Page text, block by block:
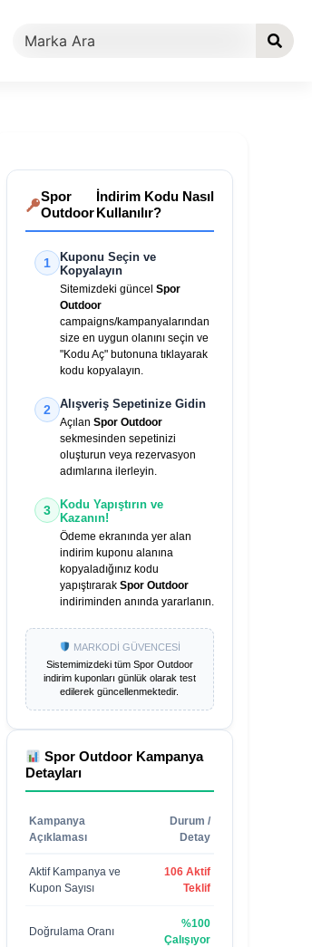
Spor
Outdoor
İndirim Kodu Nasıl
Kullanılır?
1
Kuponu Seçin ve
Kopyalayın
Sitemizdeki güncel Spor
Outdoor
campaigns/kampanyalarından
size en uygun olanını seçin ve
"Kodu Aç" butonuna tıklayarak
kodu kopyalayın.
2 Alışveriş Sepetinize Gidin
Açılan Spor Outdoor
sekmesinden sepetinizi
oluşturun veya rezervasyon
adımlarına ilerleyin.
3
Kodu Yapıştırın ve
Kazanın!
Ödeme ekranında yer alan
indirim kuponu alanına
kopyaladığınız kodu
yapıştırarak Spor Outdoor
indiriminden anında yararlanın.
MARKODİ GÜVENCESİ
Sistemimizdeki tüm Spor Outdoor
indirim kuponları günlük olarak test
edilerek güncellenmektedir.
Spor OutdoorKampanya
Detayları
Kampanya
Açıklaması
Durum /
Detay
Aktif Kampanya ve
Kupon Sayısı
106 Aktif
Teklif
Doğrulama Oranı
%100
Çalışıyor